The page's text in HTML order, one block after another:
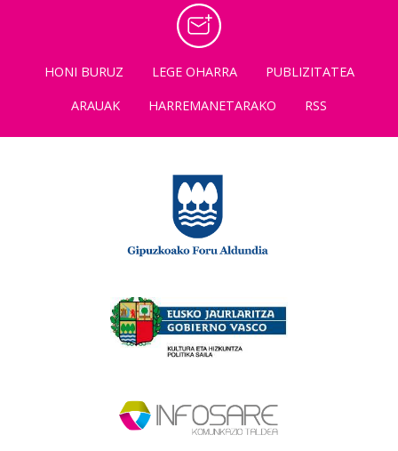
HONI BURUZ LEGE OHARRA
PUBLIZITATEA
ARAUAK
HARREMANETARAKO RSS